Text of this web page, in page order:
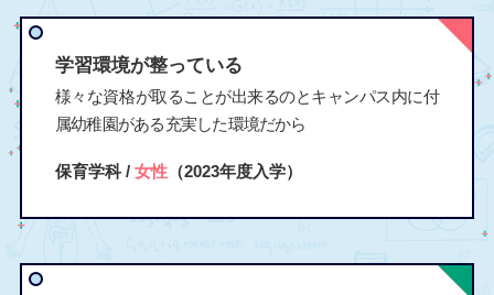
学習環境が整っている
様々な資格が取ることが出来るのとキャンパス内に付
属幼稚園がある充実した環境だから
保育学科 / 女性（2023年度入学）